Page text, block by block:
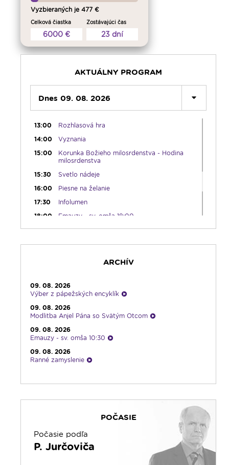
Vyzbieraných je 477 €
Celková čiastka
6000 €
Zostávajúci čas
23 dní
AKTUÁLNY PROGRAM
Dnes 09. 08. 2026
05:45
Ranné chvály
06:00 Ranné spojenie
08:30
Sviatočné svetielko
10:00
Výber z pápežských encyklík
Emauzy - sv. omša 10:30
12:00
Modlitba Anjel Pána so Svätým Otcom
12:10
Hudobný aperitív
12:30
Biblia za rok
13:00
Rozhlasová hra
14:00
Vyznania
15:00
Korunka Božieho milosrdenstva - Hodina
milosrdenstva
15:30
Svetlo nádeje
16:00
Piesne na želanie
17:30
Infolumen
18:00
Emauzy - sv. omša 18:00
19:00
Slávnostný ruženec
19:30
Kresťanské noviny
20:30
Karmel
22:00
V sile slova
22:30
Pohoda s klasikou
23:30
Infolumen - repríza
ARCHÍV
09. 08. 2026
Výber z pápežských encyklík
09. 08. 2026
Modlitba Anjel Pána so Svätým Otcom
09. 08. 2026
Emauzy - sv. omša 10:30
09. 08. 2026
Ranné zamyslenie
08. 08. 2026
Literárna kaviareň
POČASIE
Počasie podľa
P. Jurčoviča